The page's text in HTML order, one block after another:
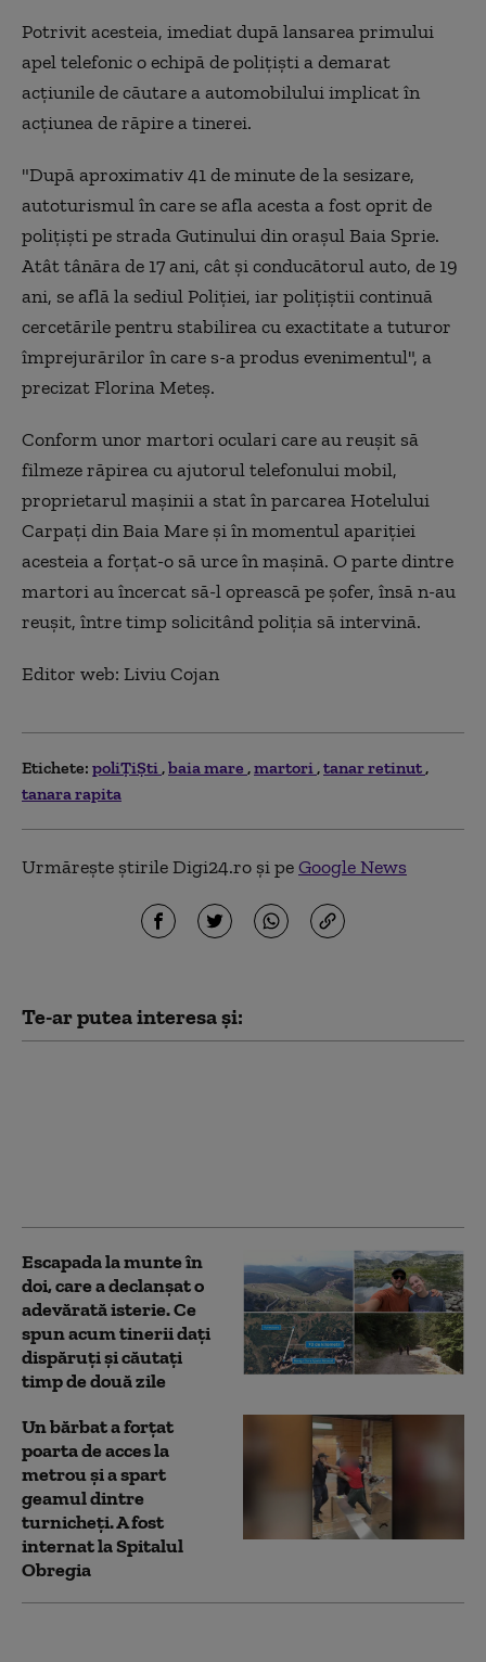
Potrivit acesteia, imediat după lansarea primului
apel telefonic o echipă de poliţişti a demarat
acţiunile de căutare a automobilului implicat în
acţiunea de răpire a tinerei.
"După aproximativ 41 de minute de la sesizare,
autoturismul în care se afla acesta a fost oprit de
poliţişti pe strada Gutinului din oraşul Baia Sprie.
Atât tânăra de 17 ani, cât şi conducătorul auto, de 19
ani, se află la sediul Poliţiei, iar poliţiştii continuă
cercetările pentru stabilirea cu exactitate a tuturor
împrejurărilor în care s-a produs evenimentul", a
precizat Florina Meteş.
Conform unor martori oculari care au reuşit să
filmeze răpirea cu ajutorul telefonului mobil,
proprietarul maşinii a stat în parcarea Hotelului
Carpaţi din Baia Mare şi în momentul apariţiei
acesteia a forţat-o să urce în maşină. O parte dintre
martori au încercat să-l oprească pe şofer, însă n-au
reuşit, între timp solicitând poliţia să intervină.
Editor web: Liviu Cojan
Etichete: poliȚiȘti baia mare martori tanar retinut
tanara rapita
Urmărește știrile Digi24.ro și peGoogle News
Te-ar putea interesa și:
Escapada la munte în
doi, care a declanșat o
adevărată isterie. Ce
spun acum tinerii dați
dispăruți și căutați
timp de două zile
Un bărbat a forțat
poarta de acces la
metrou și a spart
geamul dintre
turnicheți. A fost
internat la Spitalul
Obregia